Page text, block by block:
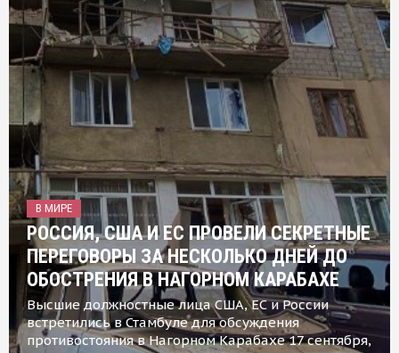
В МИРЕ
РОССИЯ, США И ЕС ПРОВЕЛИ СЕКРЕТНЫЕ
ПЕРЕГОВОРЫ ЗА НЕСКОЛЬКО ДНЕЙ ДО
ОБОСТРЕНИЯ В НАГОРНОМ КАРАБАХЕ
Высшие должностные лица США, ЕС и России
встретились в Стамбуле для обсуждения
противостояния в Нагорном Карабахе 17 сентября,